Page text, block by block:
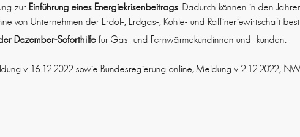
zur Einführung eines Energiekrisenbeitrags. Dadurch können in den
von Unternehmen der Erdöl-, Erdgas-, Kohle- und Raffineriewirtschaft
Dezember-Soforthilfe für Gas- und Fernwärmekundinnen und -kunden.
v. 16.12.2022 sowie Bundesregierung online, Meldung v. 2.12.2022;